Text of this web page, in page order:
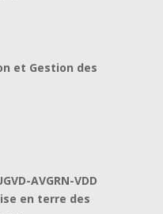
et Gestion des
AVGRN-VDD
en terre des